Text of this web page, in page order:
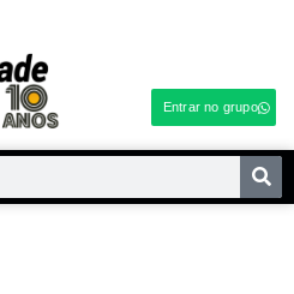
Entrar no grupo